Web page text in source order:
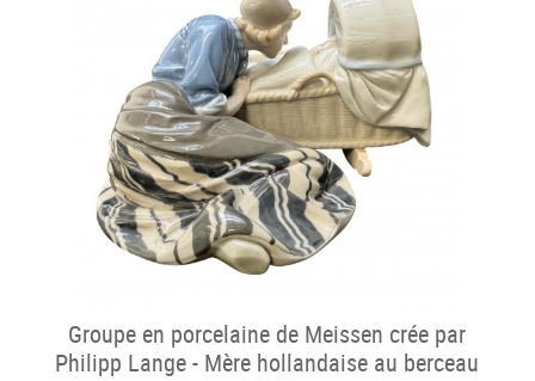
Groupe en porcelaine de Meissen crée par
Philipp Lange - Mère hollandaise au berceau